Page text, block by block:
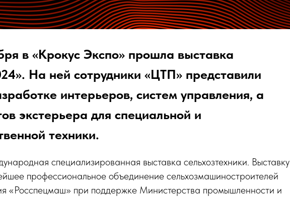
в «Крокус Экспо» прошла выставка
На ней сотрудники «ЦТП» представили
интерьеров, систем управления, а
экстерьера для специальной и
техники.
специализированная выставка сельхозтехники. Выставку
профессиональное объединение сельхозмашиностроителей
«Росспецмаш» при поддержке Министерства промышленности и